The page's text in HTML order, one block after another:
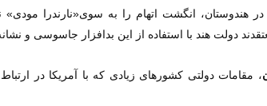
هندوستان، انگشت اتهام را به سوی«نارندرا
دولت هند با استفاده از این بدافزار جاسوسی و
، مقامات دولتی کشورهای زیادی که با آمریکا در